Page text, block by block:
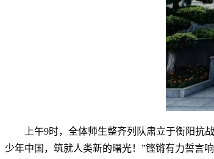
上午9时，全体师生整齐列队肃立于衡阳抗
少年中国，筑就人类新的曙光！”铿锵有力誓言